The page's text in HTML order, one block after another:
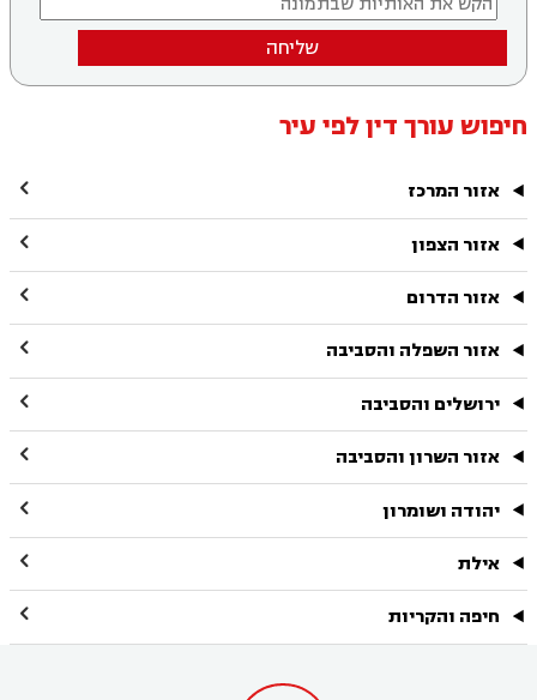
שליחה
חיפוש עורך דין לפי עיר
אזור המרכז 
אזור הצפון 
אזור הדרום 
אזור השפלה והסביבה 
ירושלים והסביבה 
אזור השרון והסביבה 
יהודה ושומרון 
אילת 
חיפה והקריות 